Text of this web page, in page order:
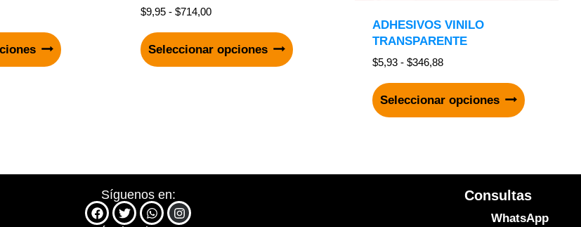
$9,95 - $714,00
Seleccionar opciones
ADHESIVOS VINILO
TRANSPARENTE
$5,93 - $346,88
Seleccionar opciones
Síguenos en: Consultas
WhatsApp